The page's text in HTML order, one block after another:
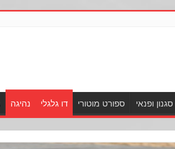
סגנון ופנאי ספורט מוטורי דו גלגלי נהיגה